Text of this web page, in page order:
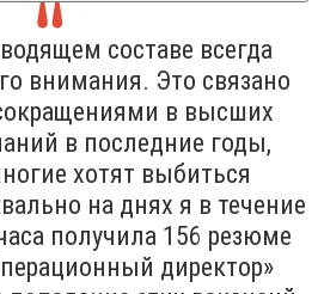
составе всегда
внимания. Это связано
в высших
в последние годы,
хотят выбиться
на днях я в течение
получила 156 резюме
директор»